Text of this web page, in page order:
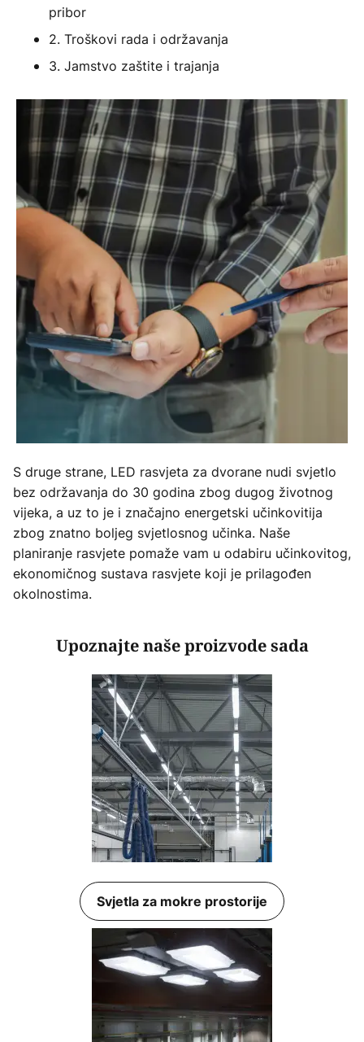
pribor
2. Troškovi rada i održavanja
3. Jamstvo zaštite i trajanja
S druge strane, LED rasvjeta za dvorane nudi svjetlo
bez održavanja do 30 godina zbog dugog životnog
vijeka, a uz to je i značajno energetski učinkovitija
zbog znatno boljeg svjetlosnog učinka. Naše
planiranje rasvjete pomaže vam u odabiru učinkovitog,
ekonomičnog sustava rasvjete koji je prilagođen
okolnostima.
Upoznajte naše proizvode sada
Svjetla za mokre prostorije